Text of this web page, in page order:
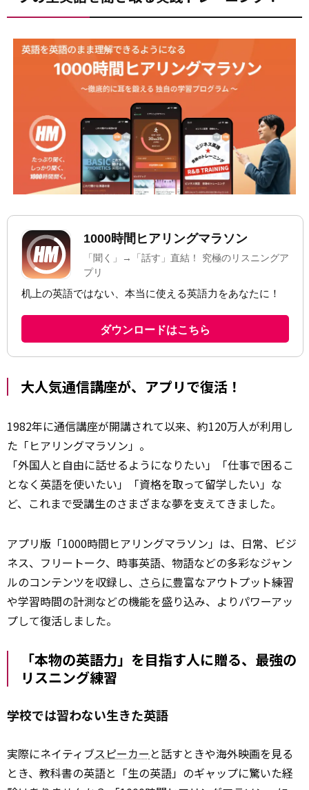
大人気通信講座が、アプリで復活！
1982年に通信講座が開講されて以来、約120万人が利用し
た「ヒアリングマラソン」。
「外国人と自由に話せるようになりたい」「仕事で困るこ
となく英語を使いたい」「資格を取って留学したい」な
ど、これまで受講生のさまざまな夢を支えてきました。
アプリ版「1000時間ヒアリングマラソン」は、日常、ビジ
ネス、フリートーク、時事英語、物語などの多彩なジャン
ルのコンテンツを収録し、 さらに豊富なアウトプット練習
や学習時間の計測などの機能を盛り込み、よりパワーアッ
プして復活しました。
「本物の英語力」を目指す人に贈る、最強の
リスニング練習
学校では習わない生きた英語
実際にネイティブスピーカー と話すときや海外映画を見る
とき、教科書の英語と「生の英語」のギャップに驚いた経